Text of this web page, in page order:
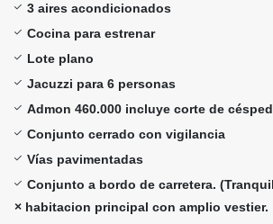
3 aires acondicionados
Cocina para estrenar
Lote plano
Jacuzzi para 6 personas
Admon 460.000 incluye corte de
Conjunto cerrado con vigilancia
Vías pavimentadas
Conjunto a bordo de carretera.
× habitacion principal con amplio vestier.